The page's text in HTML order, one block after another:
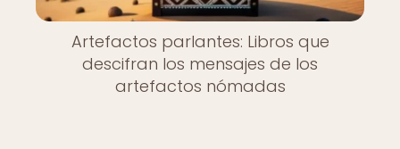
Artefactos parlantes: Libros que
descifran los mensajes de los
artefactos nómadas